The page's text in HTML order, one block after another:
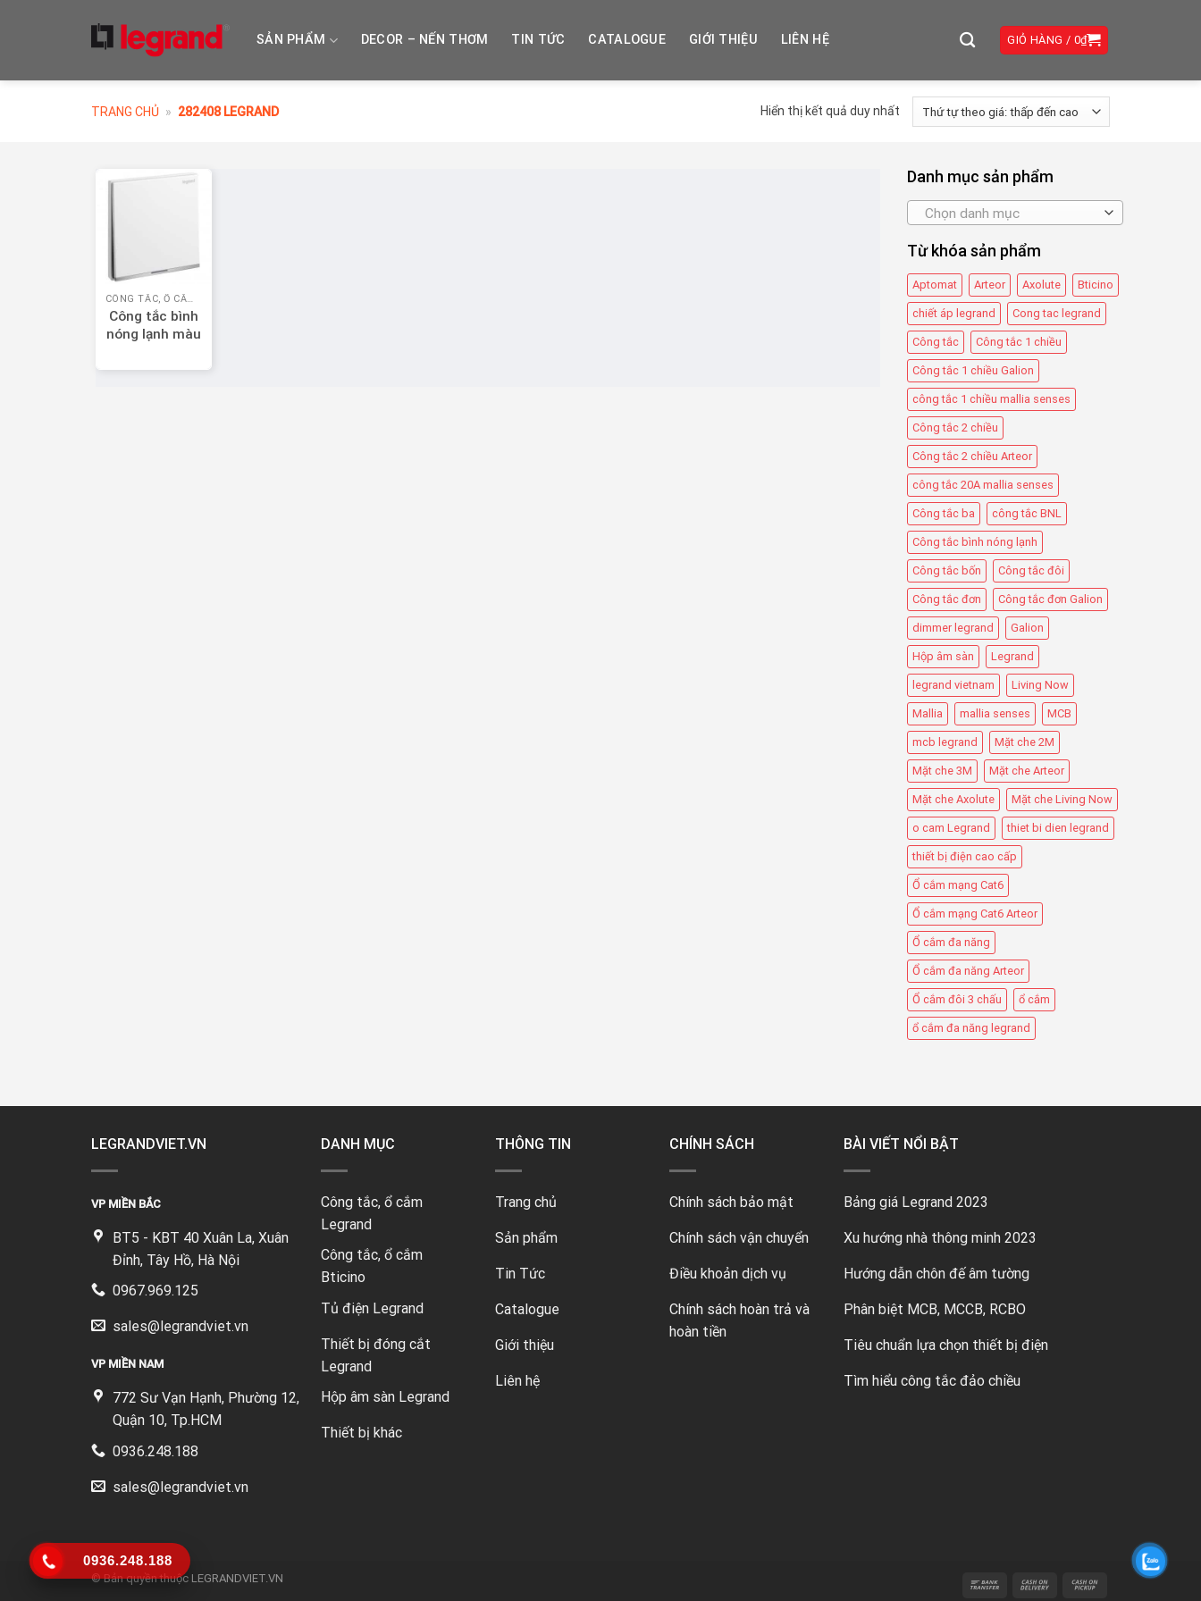
SẢN PHẨM DECOR – NẾN THƠM TIN TỨC CATALOGUE GIỚI THIỆU LIÊN HỆ GIỎ HÀNG / 0₫
TRANG CHỦ » 282408 LEGRAND Hiển thị kết quả duy nhất
CÔNG TẮC, Ổ CẮM LEGRAND
Công tắc bình
nóng lạnh màu
Galion 282408
Danh mục sản phẩm
Chọn danh mục
Từ khóa sản phẩm
Aptomat Arteor Axolute Bticino
chiết áp legrand Cong tac legrand
Công tắc Công tắc 1 chiều
Công tắc 1 chiều Galion
công tắc 1 chiều mallia senses
Công tắc 2 chiều
Công tắc 2 chiều Arteor
công tắc 20A mallia senses
Công tắc ba công tắc BNL
Công tắc bình nóng lạnh
Công tắc bốn Công tắc đôi
Công tắc đơn Công tắc đơn Galion
dimmer legrand Galion
Hộp âm sàn Legrand
legrand vietnam Living Now
Mallia mallia senses MCB
mcb legrand Mặt che 2M
Mặt che 3M Mặt che Arteor
Mặt che Axolute Mặt che Living Now
o cam Legrand thiet bi dien legrand
thiết bị điện cao cấp
Ổ cắm mạng Cat6
Ổ cắm mạng Cat6 Arteor
Ổ cắm đa năng
Ổ cắm đa năng Arteor
Ổ cắm đôi 3 chấu ổ cắm
ổ cắm đa năng legrand
LEGRANDVIET.VN
VP MIỀN BẮC
BT5 - KBT 40 Xuân La, Xuân
Đỉnh, Tây Hồ, Hà Nội
0967.969.125
sales@legrandviet.vn
VP MIỀN NAM
772 Sư Vạn Hạnh, Phường 12,
Quận 10, Tp.HCM
0936.248.188
sales@legrandviet.vn
DANH MỤC
Công tắc, ổ cắm
Legrand
Công tắc, ổ cắm
Bticino
Tủ điện Legrand
Thiết bị đóng cắt
Legrand
Hộp âm sàn Legrand
Thiết bị khác
THÔNG TIN
Trang chủ
Sản phẩm
Tin Tức
Catalogue
Giới thiệu
Liên hệ
CHÍNH SÁCH
Chính sách bảo mật
Chính sách vận chuyển
Điều khoản dịch vụ
Chính sách hoàn trả và
hoàn tiền
BÀI VIẾT NỔI BẬT
Bảng giá Legrand 2023
Xu hướng nhà thông minh 2023
Hướng dẫn chôn đế âm tường
Phân biệt MCB, MCCB, RCBO
Tiêu chuẩn lựa chọn thiết bị điện
Tìm hiểu công tắc đảo chiều
© Bản quyền thuộc LEGRANDVIET.VN
0936.248.188